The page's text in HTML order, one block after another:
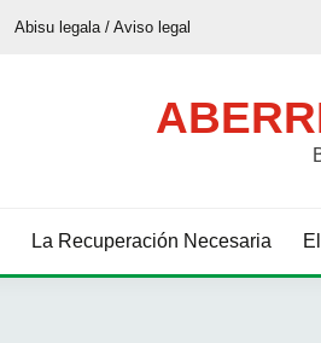
Abisu legala / Aviso legal
La Recuperación Necesaria